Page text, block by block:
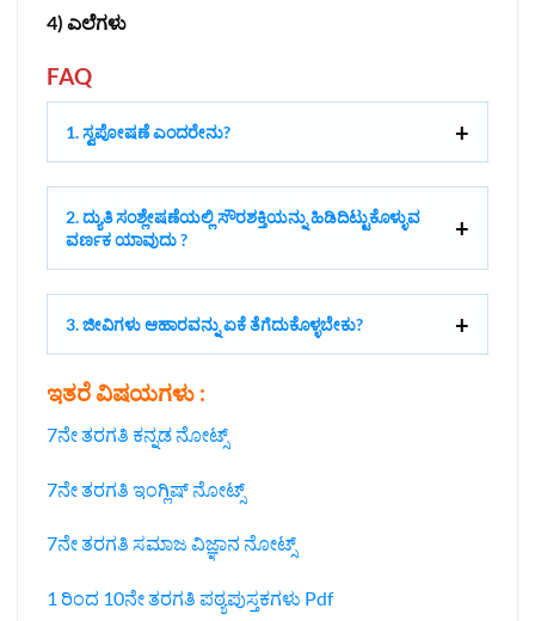
4) ಎಲೆಗಳು
FAQ
1. ಸ್ವಪೋಷಣೆ ಎಂದರೇನು?
2. ದ್ಯುತಿ ಸಂಶ್ಲೇಷಣೆಯಲ್ಲಿ ಸೌರಶಕ್ತಿಯನ್ನು ಹಿಡಿದಿಟ್ಟುಕೊಳ್ಳುವ
ವರ್ಣಕ ಯಾವುದು ?
3. ಜೀವಿಗಳು ಆಹಾರವನ್ನು ಏಕೆ ತೆಗೆದುಕೊಳ್ಳಬೇಕು?
ಇತರೆ ವಿಷಯಗಳು :
7ನೇ ತರಗತಿ ಕನ್ನಡ ನೋಟ್ಸ್
7ನೇ ತರಗತಿ ಇಂಗ್ಲಿಷ್‌ ನೋಟ್ಸ್
7ನೇ ತರಗತಿ ಸಮಾಜ ವಿಜ್ಞಾನ ನೋಟ್ಸ್‌
1 ರಿಂದ 10ನೇ ತರಗತಿ ಪಠ್ಯಪುಸ್ತಕಗಳು Pdf